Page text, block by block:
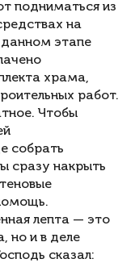
подниматься из
на
этапе
храма,
работ.
Чтобы
собрать
сразу накрыть
лепта — это
но и в деле
сказал: